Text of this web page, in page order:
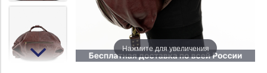
Нажмите для увеличения